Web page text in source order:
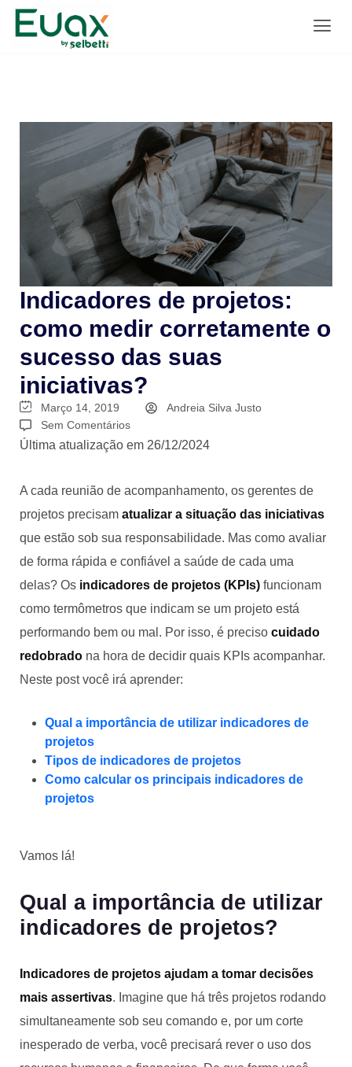
Indicadores de projetos:
como medir corretamente o
sucesso das suas
iniciativas?
Março 14, 2019
Andreia Silva Justo
Sem Comentários
Última atualização em 26/12/2024
A cada reunião de acompanhamento, os gerentes de
projetos precisam atualizar a situação das iniciativas
que estão sob sua responsabilidade. Mas como avaliar
de forma rápida e confiável a saúde de cada uma
delas? Os indicadores de projetos (KPIs) funcionam
como termômetros que indicam se um projeto está
performando bem ou mal. Por isso, é preciso cuidado
redobrado na hora de decidir quais KPIs acompanhar.
Neste post você irá aprender:
Qual a importância de utilizar indicadores de
projetos
Tipos de indicadores de projetos
Como calcular os principais indicadores de
projetos
Vamos lá!
Qual a importância de utilizar
indicadores de projetos?
Indicadores de projetos ajudam a tomar decisões
mais assertivas. Imagine que há três projetos rodando
simultaneamente sob seu comando e, por um corte
inesperado de verba, você precisará rever o uso dos